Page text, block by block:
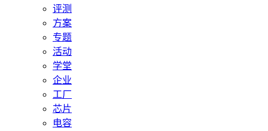
评测
方案
专题
活动
学堂
企业
工厂
芯片
电容